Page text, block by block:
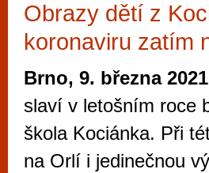
Obrazy dětí z
koronaviru zatím
Brno, 9. března 2021
slaví v letošním roce
škola Kociánka. Při
na Orlí i jedinečnou
Mimo jiné je ale také